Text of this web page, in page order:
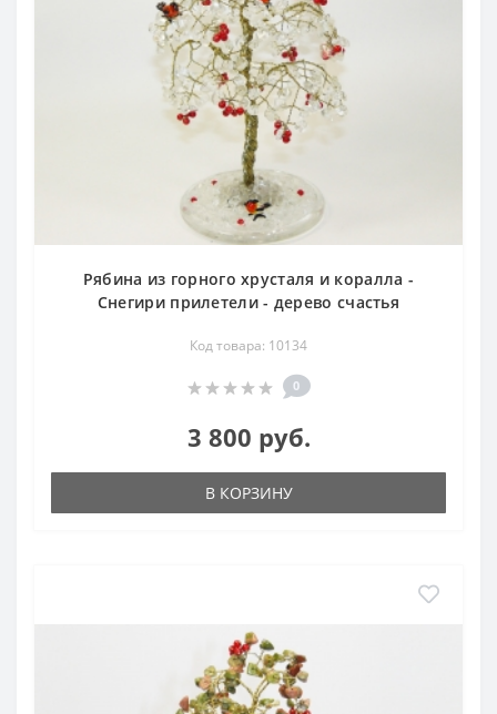
Рябина из горного хрусталя и коралла -
Снегири прилетели - дерево счастья
Код товара: 10134
0
3 800 руб.
В КОРЗИНУ